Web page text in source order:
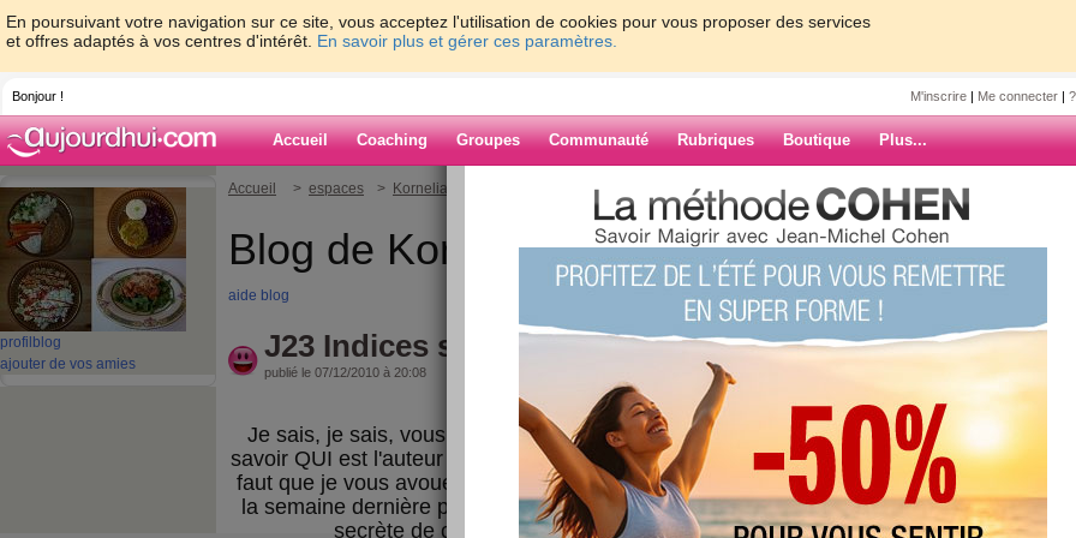
En poursuivant votre navigation sur ce site, vous acceptez l'utilisation de cookies pour vous proposer des services
et offres adaptés à vos centres d'intérêt. En savoir plus et gérer ces paramètres.
Bonjour ! M'inscrire | Me connecter |
Accueil Coaching Groupes Communauté Rubriques Boutique Plus...
profil blog
ajouter de vos amies
Accueil > espaces > Kornelia > J23 Indices sur l'appel mystère
Blog de Kornelia
aide blog
J23 Indices sur l'appel mystère
publié le 07/12/2010 à 20:08
Je sais, je sais, vous brûlez toutes d'impatience pour
savoir QUI est l'auteur de et POURQUOI l'appel d'hier. Il
faut que je vous avoue que j'attendais cet appel depuis
la semaine dernière pour me confirmer que la mission
secrète de ce jeudi allait avoir lieu.
ARCHIVES